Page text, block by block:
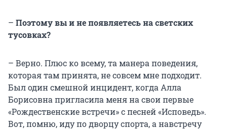
– Поэтому вы и не появляетесь на светских
тусовках?
– Верно. Плюс ко всему, та манера поведения,
которая там принята, не совсем мне подходит.
Был один смешной инцидент, когда Алла
Борисовна пригласила меня на свои первые
«Рождественские встречи» с песней «Исповедь».
Вот, помню, иду по дворцу спорта, а навстречу